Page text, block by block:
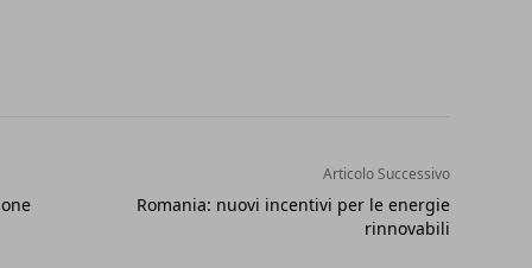
Articolo Successivo
Romania: nuovi incentivi per le energie
rinnovabili